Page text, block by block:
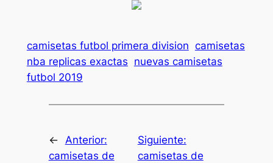
camisetas futbol primera division camisetas
nba replicas exactas nuevas camisetas
futbol 2019
← Anterior:
camisetas de
Siguiente:
camisetas de